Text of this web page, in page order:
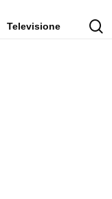
Televisione